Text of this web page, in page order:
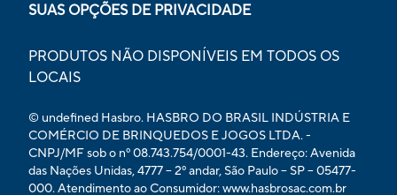
SUAS OPÇÕES DE PRIVACIDADE
PRODUTOS NÃO DISPONÍVEIS EM TODOS OS
LOCAIS
© undefined Hasbro. HASBRO DO BRASIL INDÚSTRIA E
COMÉRCIO DE BRINQUEDOS E JOGOS LTDA. -
CNPJ/MF sob o nº 08.743.754/0001-43. Endereço: Avenida
das Nações Unidas, 4777 – 2º andar, São Paulo – SP – 05477-
000. Atendimento ao Consumidor: www.hasbrosac.com.br